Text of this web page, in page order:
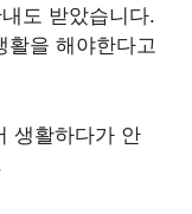
도 받았습니다.
활을 해야한다고
생활하다가 안